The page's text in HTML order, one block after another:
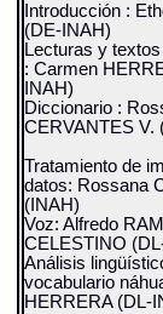
Introducción :
(DE-INAH)
Lecturas y
: Carmen
INAH)
Diccionario :
CERVANTES V.
Tratamiento de
datos: Rossana
(INAH)
Voz: Alfredo
CELESTINO
Análisis
vocabulario
HERRERA (DL-